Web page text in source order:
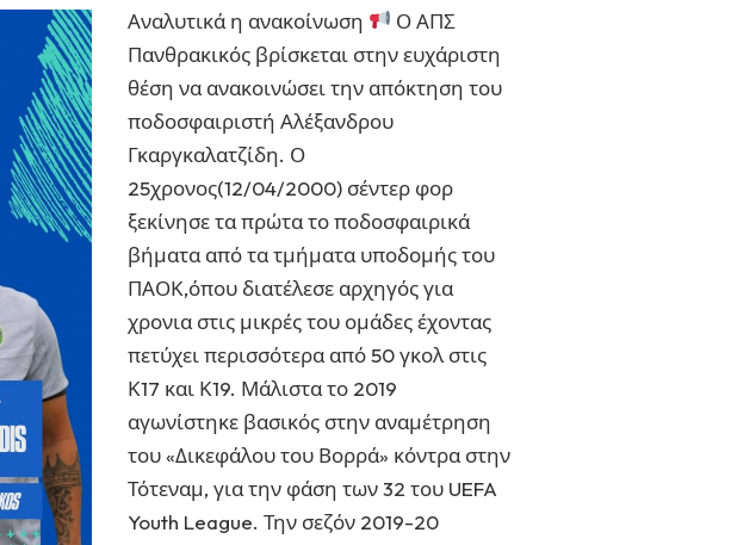
Αναλυτικά η ανακοίνωση
Ο ΑΠΣ
Πανθρακικός βρίσκεται στην ευχάριστη
θέση να ανακοινώσει την απόκτηση του
ποδοσφαιριστή Αλέξανδρου
Γκαργκαλατζίδη. Ο
25χρονος(12/04/2000) σέντερ φορ
ξεκίνησε τα πρώτα το ποδοσφαιρικά
βήματα από τα τμήματα υποδομής του
ΠΑΟΚ,όπου διατέλεσε αρχηγός για
χρονια στις μικρές του ομάδες έχοντας
πετύχει περισσότερα από 50 γκολ στις
Κ17 και Κ19. Μάλιστα το 2019
αγωνίστηκε βασικός στην αναμέτρηση
του «Δικεφάλου του Βορρά» κόντρα στην
Τότεναμ, για την φάση των 32 του UEFA
Youth League. Την σεζόν 2019-20